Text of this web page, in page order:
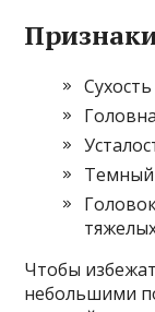
Чтобы
небольшими